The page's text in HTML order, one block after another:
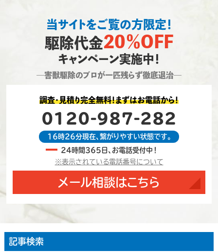
当サイトをご覧の方限定！
駆除代金20％OFF
キャンペーン実施中！
―害獣駆除のプロが一匹残らず徹底退治―
調査・見積り完全無料！まずはお電話から！
0120-987-282
16時26分現在、繋がりやすい状態です。
24時間365日、お電話受付中！
※表示されている電話番号について
メール相談はこちら
記事検索